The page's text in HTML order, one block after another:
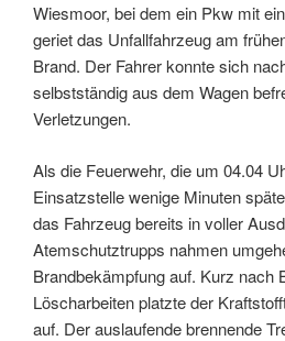
Wiesmoor, bei dem ein Pkw mit
geriet das Unfallfahrzeug am
Brand. Der Fahrer konnte sich
selbstständig aus dem Wagen
Verletzungen.
Als die Feuerwehr, die um 04.04
Einsatzstelle wenige Minuten
das Fahrzeug bereits in voller
Atemschutztrupps nahmen
Brandbekämpfung auf. Kurz nach
Löscharbeiten platzte der
auf. Der auslaufende brennende